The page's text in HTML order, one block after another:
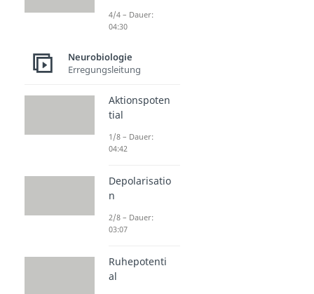
4/4 – Dauer:
04:30
Neurobiologie
Erregungsleitung
Aktionspoten
tial
1/8 – Dauer:
04:42
Depolarisatio
n
2/8 – Dauer:
03:07
Ruhepotenti
al